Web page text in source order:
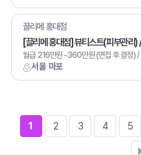
서울 마포
끌리메 홍대점
[끌리메 홍대점] 뷰티스트(피부관리)
1 2 3 4 5